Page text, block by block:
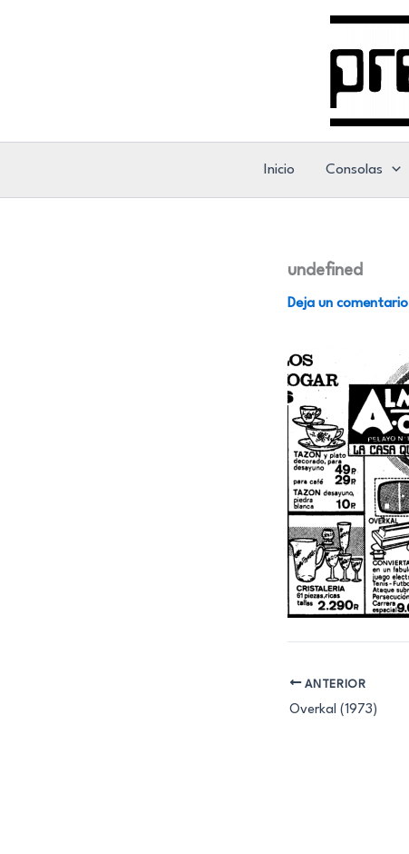
Inicio Consolas
undefined
Deja un comentario
ANTERIOR
Overkal (1973)